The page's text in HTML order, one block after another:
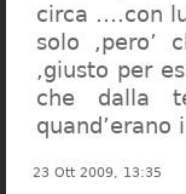
circa ….con
solo ,pero’
,giusto per
che dalla
quand’erano
23 Ott 2009, 13:35